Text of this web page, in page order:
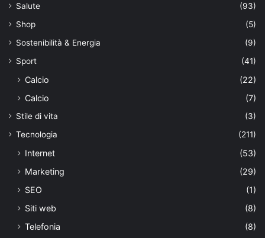
Salute
(93)
Shop
(5)
Sostenibilità & Energia
(9)
Sport
(41)
Calcio
(22)
Calcio
(7)
Stile di vita
(3)
Tecnologia
(211)
Internet
(53)
Marketing
(29)
SEO
(1)
Siti web
(8)
Telefonia
(8)